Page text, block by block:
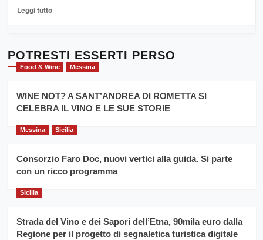
Sicilia
l’
evento
per
la
filiera
grano
Leggi tuttoLeggi
Cronoscalata
Giarre
Montesalice
per
il
anno
Franco
Caruso
POTRESTI ESSERTI PERSO
Food & Wine Messina
WINE NOT? A SANT’ANDREA DI ROMETTA SI
CELEBRA IL VINO E LE SUE STORIE
Messina Sicilia
Consorzio Faro Doc, nuovi vertici alla guida. Si parte
con un ricco programma
Sicilia
Strada del Vino e dei Sapori dell’Etna, 90mila euro dalla
Regione per il progetto di segnaletica turistica digitale